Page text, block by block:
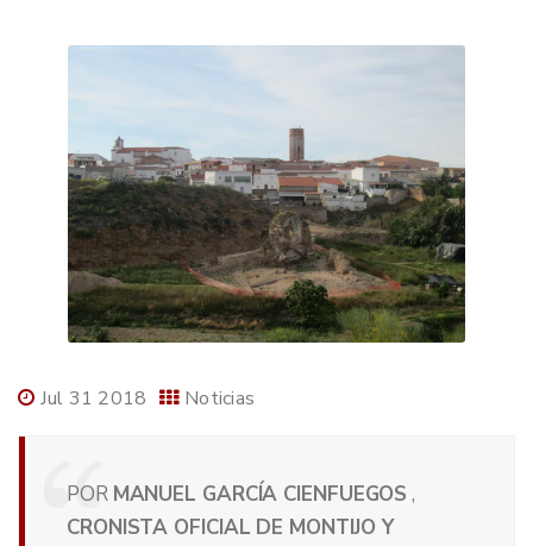
Jul 31 2018 Noticias
POR MANUEL GARCÍA CIENFUEGOS ,
CRONISTA OFICIAL DE MONTIJO Y